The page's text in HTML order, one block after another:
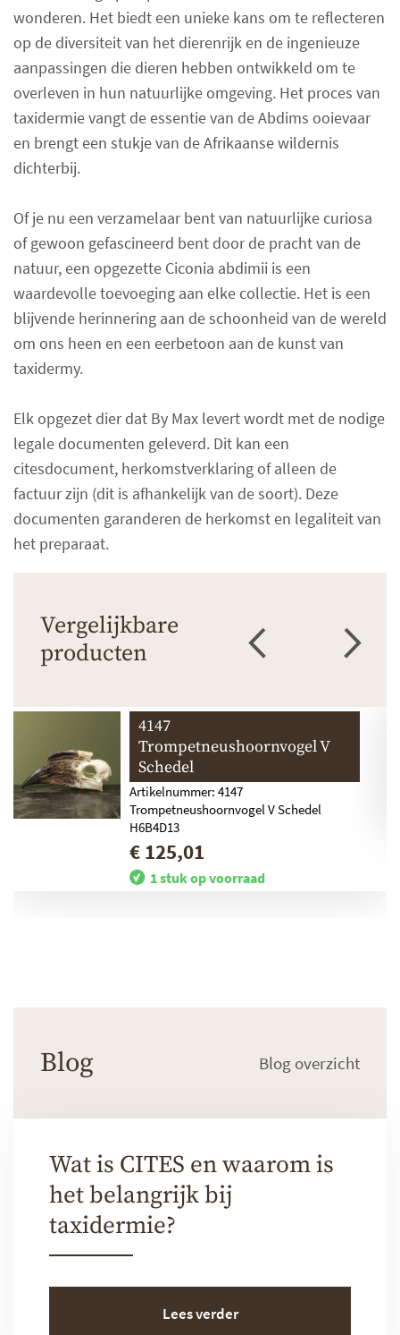
wonderen. Het biedt een unieke kans om te reflecteren
op de diversiteit van het dierenrijk en de ingenieuze
aanpassingen die dieren hebben ontwikkeld om te
overleven in hun natuurlijke omgeving. Het proces van
taxidermie vangt de essentie van de Abdims ooievaar
en brengt een stukje van de Afrikaanse wildernis
dichterbij.
Of je nu een verzamelaar bent van natuurlijke curiosa
of gewoon gefascineerd bent door de pracht van de
natuur, een opgezette Ciconia abdimii is een
waardevolle toevoeging aan elke collectie. Het is een
blijvende herinnering aan de schoonheid van de wereld
om ons heen en een eerbetoon aan de kunst van
taxidermy.
Elk opgezet dier dat By Max levert wordt met de nodige
legale documenten geleverd. Dit kan een
citesdocument, herkomstverklaring of alleen de
factuur zijn (dit is afhankelijk van de soort). Deze
documenten garanderen de herkomst en legaliteit van
het preparaat.
Vergelijkbare
producten
4147
Trompetneushoornvogel V
Schedel
Artikelnummer: 4147
Trompetneushoornvogel V Schedel
H6B4D13
€ 125,01
1 stuk op voorraad
Blog Blog overzicht
Wat is CITES en waarom is
het belangrijk bij
taxidermie?
Lees verder